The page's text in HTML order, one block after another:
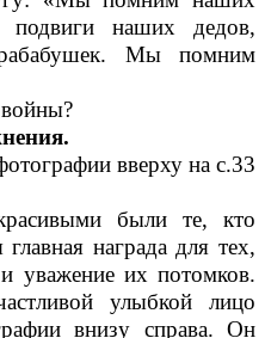
подвиги наших дедов,
Мы помним
вверху на с.33
были те, кто
награда для тех,
уважение их потомков.
улыбкой лицо
внизу справа. Он